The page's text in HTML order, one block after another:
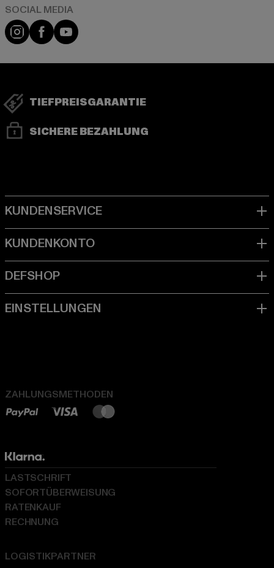
Instagram
FacebookYouTube
TIEFPREISGARANTIE
SICHERE BEZAHLUNG
ZAHLUNGSMETHODEN
LOGISTIKPARTNER
LASTSCHRIFT
SOFORTÜBERWEISUNG
RATENKAUF
RECHNUNG